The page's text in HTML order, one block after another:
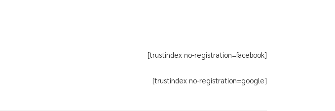
[trustindex no-registration=facebook]
[trustindex no-registration=google]